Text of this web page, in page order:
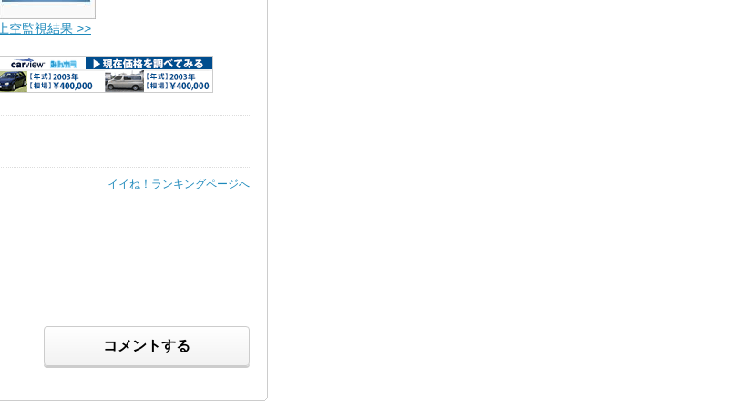
上空監視結果 >>
イイね！ランキングページへ
コメントする